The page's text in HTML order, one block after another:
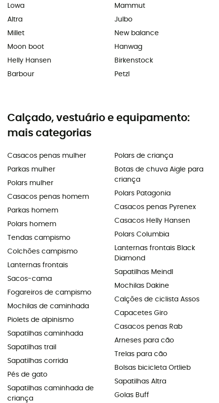
Lowa
Altra
Millet
Moon boot
Helly Hansen
Barbour
Mammut
Julbo
New balance
Hanwag
Birkenstock
Petzl
Calçado, vestuário e equipamento:
mais categorias
Casacos penas mulher
Parkas mulher
Polars mulher
Casacos penas homem
Parkas homem
Polars homem
Tendas campismo
Colchões campismo
Lanternas frontais
Sacos-cama
Fogareiros de campismo
Mochilas de caminhada
Piolets de alpinismo
Sapatilhas caminhada
Sapatilhas trail
Sapatilhas corrida
Pés de gato
Sapatilhas caminhada de
criança
Polars de criança
Botas de chuva Aigle para
criança
Polars Patagonia
Casacos penas Pyrenex
Casacos Helly Hansen
Polars Columbia
Lanternas frontais Black
Diamond
Sapatilhas Meindl
Mochilas Dakine
Calções de ciclista Assos
Capacetes Giro
Casacos penas Rab
Arneses para cão
Trelas para cão
Bolsas bicicleta Ortlieb
Sapatilhas Altra
Golas Buff